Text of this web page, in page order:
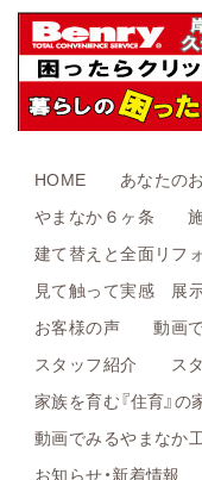
HOME
あなたの
やまなか６ヶ条
建て替えと全面リフ
見て触って実感 展
お客様の声
動画
スタッフ紹介
ス
家族を育む『住育』の
動画でみるやまなか
お知らせ・新着情報